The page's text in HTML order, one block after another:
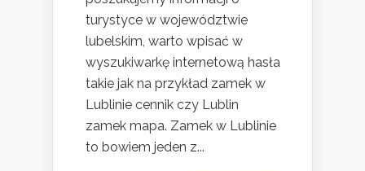
turystyce w województwie
lubelskim, warto wpisać w
wyszukiwarkę internetową hasła
takie jak na przykład zamek w
Lublinie cennik czy Lublin
zamek mapa. Zamek w Lublinie
to bowiem jeden z...